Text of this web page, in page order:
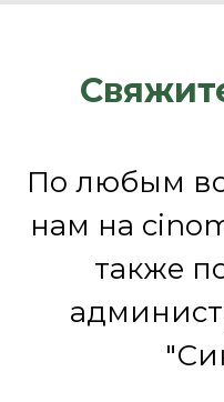
По любым
нам на
также